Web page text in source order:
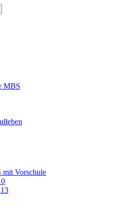
MBS
mit Vorschule